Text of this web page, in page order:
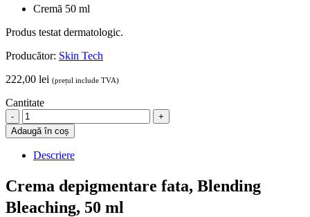
Cremă 50 ml
Produs testat dermatologic.
Producător: Skin Tech
222,00 lei (prețul include TVA)
Cantitate
Cremă
depigmentare
față.
Blending
Bleaching,
ml
quantity
Adaugă în coș
Descriere
Crema depigmentare fata, Blending
Bleaching, 50 ml